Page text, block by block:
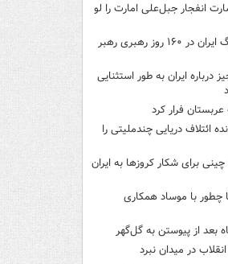
انفجار جبل‌علی امارت را لو
۶ دستاورد بزرگ ایران در ۱۶۰ روز رهبری رهبر
درباره ایران به طور استثنایی
فرار کرد
ائتلاف دریایی چندملیتی را
برای شکار کروزها به ایران
چطور با موساد همکاری
بعد از پیوستن به گل‌گهر
در میدان نبرد